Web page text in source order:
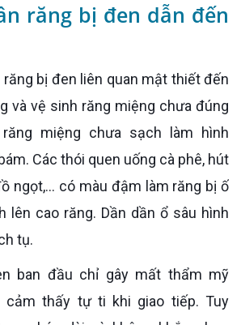
răng bị đen dẫn đến
và vệ sinh răng miệng chưa đúng
răng miệng chưa sạch làm hình
Các thói quen uống cà phê, hút
ngọt,... có màu đậm làm răng bị ố
lên cao răng. Dần dần ổ sâu hình
tụ.
cảm thấy tự ti khi giao tiếp. Tuy